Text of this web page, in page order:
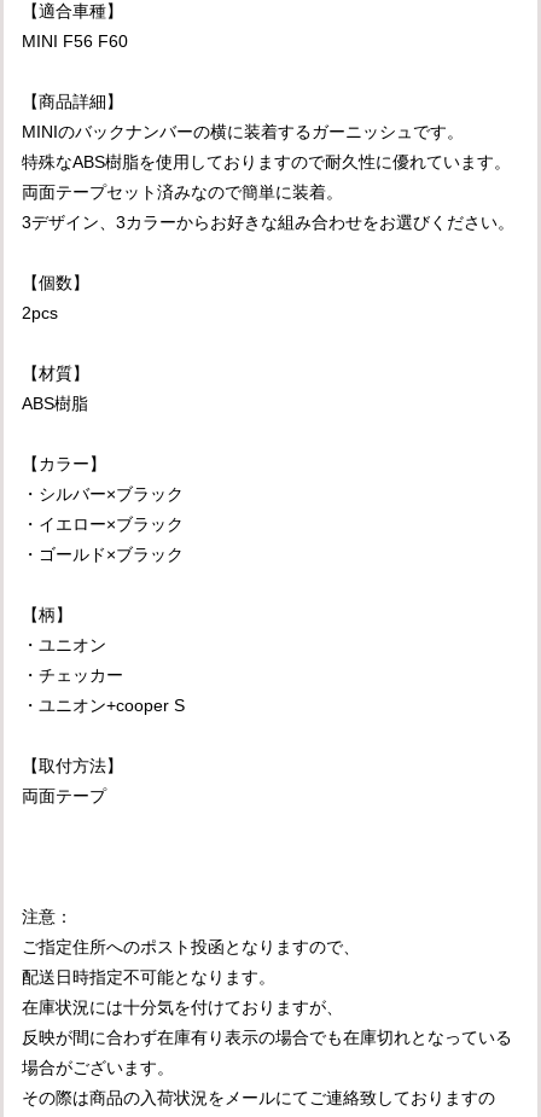
【適合車種】
MINI F56 F60
【商品詳細】
MINIのバックナンバーの横に装着するガーニッシュです。
特殊なABS樹脂を使用しておりますので耐久性に優れています。
両面テープセット済みなので簡単に装着。
3デザイン、3カラーからお好きな組み合わせをお選びください。
【個数】
2pcs
【材質】
ABS樹脂
【カラー】
・シルバー×ブラック
・イエロー×ブラック
・ゴールド×ブラック
【柄】
・ユニオン
・チェッカー
・ユニオン+cooper S
【取付方法】
両面テープ
注意：
ご指定住所へのポスト投函となりますので、
配送日時指定不可能となります。
在庫状況には十分気を付けておりますが、
反映が間に合わず在庫有り表示の場合でも在庫切れとなっている
場合がございます。
その際は商品の入荷状況をメールにてご連絡致しておりますの